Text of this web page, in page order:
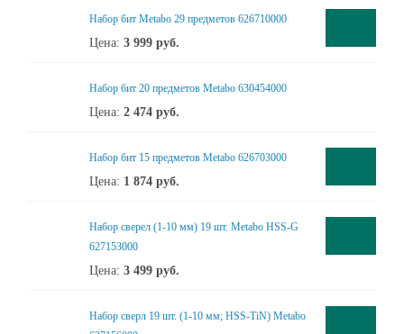
Набор бит Metabo 29 предметов 626710000
Цена: 3 999 руб.
Набор бит 20 предметов Metabo 630454000
Цена: 2 474 руб.
Набор бит 15 предметов Metabo 626703000
Цена: 1 874 руб.
Набор сверел (1-10 мм) 19 шт. Metabo HSS-G
627153000
Цена: 3 499 руб.
Набор сверл 19 шт. (1-10 мм; HSS-TiN) Metabo